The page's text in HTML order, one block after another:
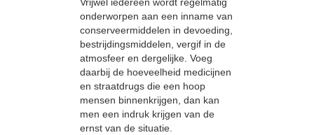
onderworpen aan een inname van
conserveermiddelen in devoeding,
bestrijdingsmiddelen, vergif in de
atmosfeer en dergelijke. Voeg
daarbij de hoeveelheid medicijnen
en straatdrugs die een hoop
mensen binnenkrijgen, dan kan
men een indruk krijgen van de
ernst van de situatie.